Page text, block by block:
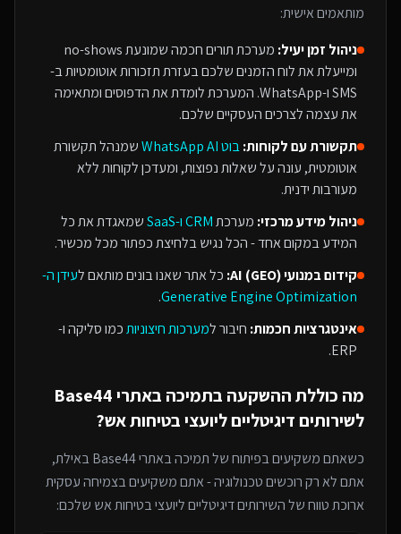
מותאמים אישית:
ניהול זמן יעיל:
מערכת תורים חכמה שמונעת no-shows
ומייעלת את לוח הזמנים שלכם בעזרת תזכורות אוטומטיות ב-
SMS ו-WhatsApp. המערכת לומדת את הדפוסים ומתאימה
את עצמה לצרכים העסקיים שלכם.
תקשורת עם לקוחות:בוט WhatsApp AI
שמנהל תקשורת
אוטומטית, עונה על שאלות נפוצות, ומעדכן לקוחות ללא
מעורבות ידנית.
ניהול מידע מרכזי: מערכתCRM ו-SaaS
שמאגדת את כל
המידע במקום אחד - הכל נגיש בלחיצת כפתור מכל מכשיר.
קידום במנועי AI (GEO):
כל אתר שאנו בונים מותאם לעידן ה-
Generative Engine Optimization
.
אינטגרציות חכמות: חיבור למערכות חיצוניותכמו סליקה ו-
ERP.
מה כוללת ההשקעה בתמיכה באתרי Base44
לשירותים דיגיטליים ליועצי בטיחות אש?
כשאתם משקיעים בפיתוח שלתמיכה באתרי Base44 באילת,
אתם לא רק רוכשים טכנולוגיה - אתם משקיעים בצמיחה עסקית
ארוכת טווח של השירותים דיגיטליים ליועצי בטיחות אש שלכם: